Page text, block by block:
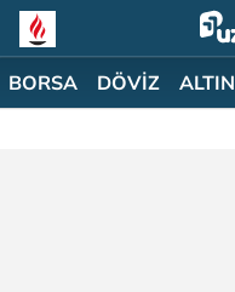
BORSA DÖVİZ ALTIN